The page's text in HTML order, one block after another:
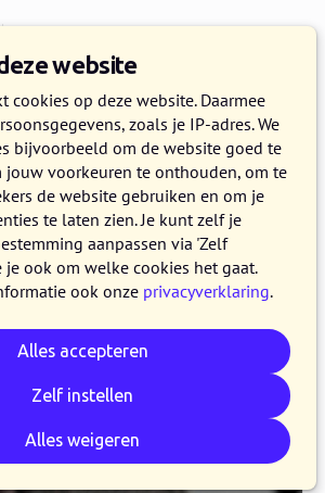
website
cookies op deze website. Daarmee
zoals je IP-adres. We
bijvoorbeeld om de website goed te
jouw voorkeuren te onthouden, om te
de website gebruiken en om je
te laten zien. Je kunt zelf je
aanpassen via 'Zelf
je ook om welke cookies het gaat.
ook onze privacyverklaring.
Alles accepteren
Zelf instellen
Alles weigeren
strategie